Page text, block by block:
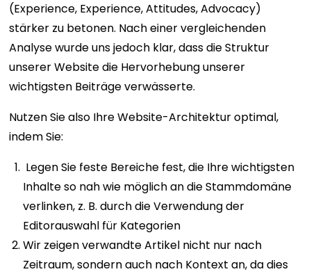
(Experience, Experience, Attitudes, Advocacy)
stärker zu betonen. Nach einer vergleichenden
Analyse wurde uns jedoch klar, dass die Struktur
unserer Website die Hervorhebung unserer
wichtigsten Beiträge verwässerte.
Nutzen Sie also Ihre Website-Architektur optimal,
indem Sie:
Legen Sie feste Bereiche fest, die Ihre wichtigsten
Inhalte so nah wie möglich an die Stammdomäne
verlinken, z. B. durch die Verwendung der
Editorauswahl für Kategorien
Wir zeigen verwandte Artikel nicht nur nach
Zeitraum, sondern auch nach Kontext an, da dies